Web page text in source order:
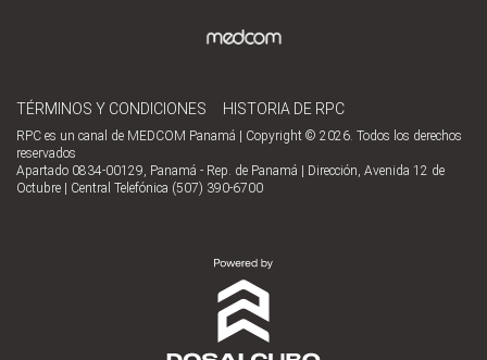
TÉRMINOS Y CONDICIONES HISTORIA DE RPC
RPC es un canal de MEDCOM Panamá | Copyright © 2026. Todos los derechos
reservados
Apartado 0834-00129, Panamá - Rep. de Panamá | Dirección, Avenida 12 de
Octubre | Central Telefónica (507) 390-6700